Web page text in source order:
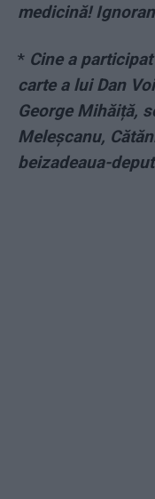
medicină!
* Cine a
carte a lui Dan
George Mihăiță,
Meleșcanu,
beizadeaua-